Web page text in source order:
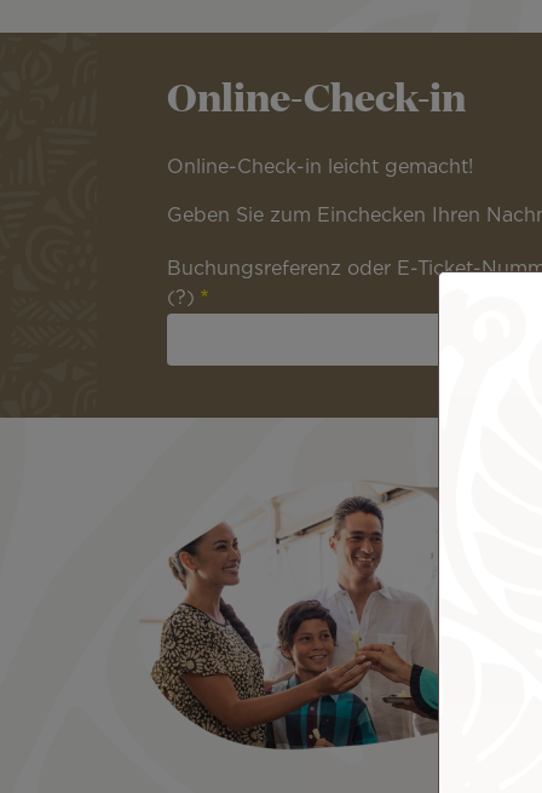
Online-Check-in
Online-Check-in leicht gemacht!
Geben Sie zum Einchecken Ihren
Buchungsreferenz oder E-Ticket-
(?)